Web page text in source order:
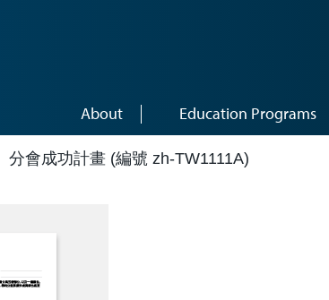
About Education Programs
分會成功計畫 (編號 zh-TW1111A)